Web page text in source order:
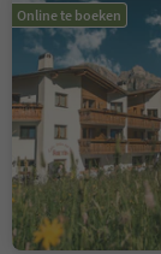
Online te boeken